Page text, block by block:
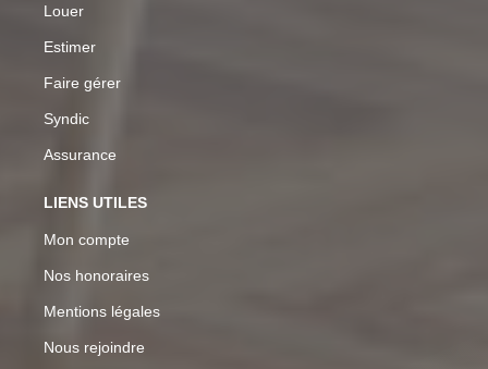
Louer
Estimer
Faire gérer
Syndic
Assurance
LIENS UTILES
Mon compte
Nos honoraires
Mentions légales
Nous rejoindre